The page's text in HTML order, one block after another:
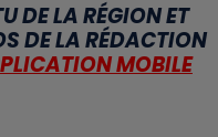
DE LA RÉGION ET
DE LA RÉDACTION
MOBILE